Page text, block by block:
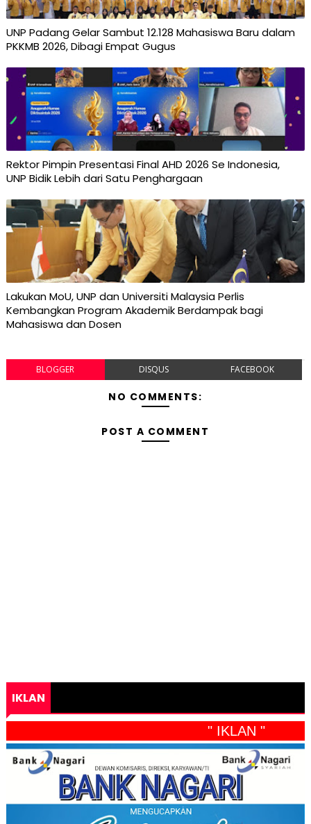
UNP Padang Gelar Sambut 12.128 Mahasiswa Baru dalam
PKKMB 2026, Dibagi Empat Gugus
Rektor Pimpin Presentasi Final AHD 2026 Se Indonesia,
UNP Bidik Lebih dari Satu Penghargaan
Lakukan MoU, UNP dan Universiti Malaysia Perlis
Kembangkan Program Akademik Berdampak bagi
Mahasiswa dan Dosen
BLOGGER DISQUS FACEBOOK
NO COMMENTS:
POST A COMMENT
IKLAN
" IKLAN "